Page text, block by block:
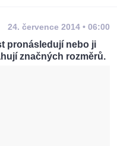
24. července 2014 • 06:00
pronásledují nebo ji
značných rozměrů.